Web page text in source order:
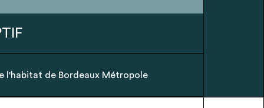
l'habitat de Bordeaux Métropole